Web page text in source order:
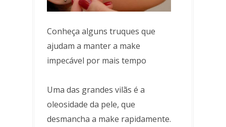
Conheça alguns truques que
ajudam a manter a make
impecável por mais tempo
Uma das grandes vilãs é a
oleosidade da pele, que
desmancha a make rapidamente.